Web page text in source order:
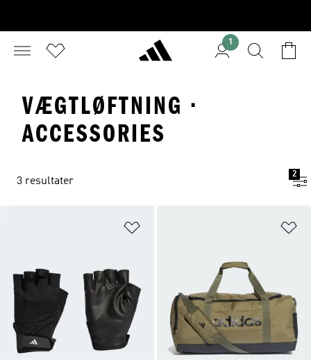
1
VÆGTLØFTNING ·
ACCESSORIES
3 resultater
2